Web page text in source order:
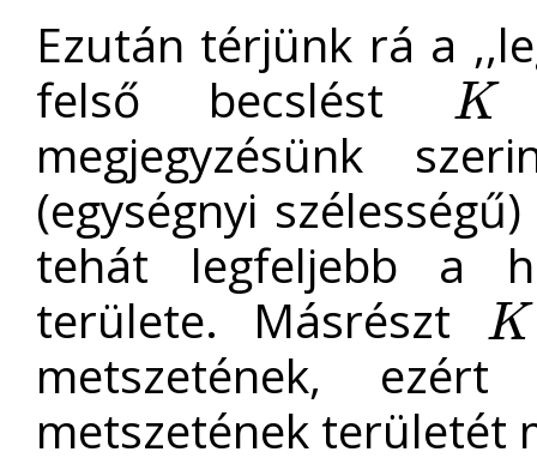
Ezután térjünk rá a
felső becslést
K
K
megjegyzésünk
(egységnyi
tehát legfeljebb a
területe. Másrészt
K
K
metszetének,
metszetének területét